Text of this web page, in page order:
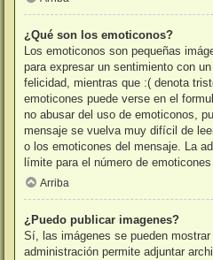
¿Qué son los emoticonos?
Los emoticonos son pequeñas
para expresar un sentimiento con
felicidad, mientras que :( denota
emoticones puede verse en el
no abusar del uso de emoticonos,
mensaje se vuelva muy difícil de
o los emoticones del mensaje. La
límite para el número de
Arriba
¿Puedo publicar imagenes?
Sí, las imágenes se pueden
administración permite adjuntar